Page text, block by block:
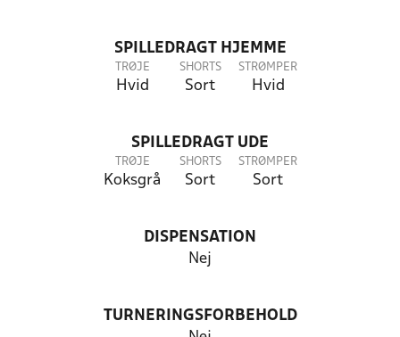
SPILLEDRAGT HJEMME
TRØJE
Hvid
SHORTS
Sort
STRØMPER
Hvid
SPILLEDRAGT UDE
TRØJE
Koksgrå
SHORTS
Sort
STRØMPER
Sort
DISPENSATION
Nej
TURNERINGSFORBEHOLD